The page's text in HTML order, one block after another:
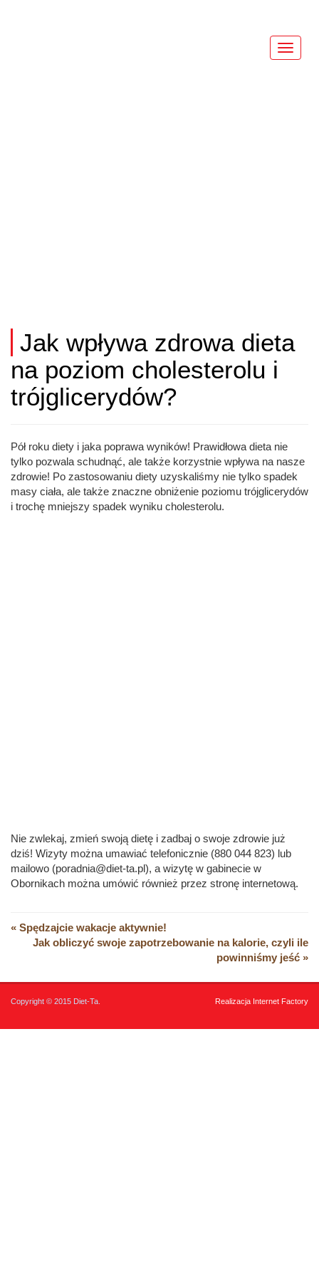
Jak wpływa zdrowa dieta
na poziom cholesterolu i
trójglicerydów?
Pół roku diety i jaka poprawa wyników! Prawidłowa dieta nie
tylko pozwala schudnąć, ale także korzystnie wpływa na nasze
zdrowie! Po zastosowaniu diety uzyskaliśmy nie tylko spadek
masy ciała, ale także znaczne obniżenie poziomu trójglicerydów
i trochę mniejszy spadek wyniku cholesterolu.
Nie zwlekaj, zmień swoją dietę i zadbaj o swoje zdrowie już
dziś! Wizyty można umawiać telefonicznie (880 044 823) lub
mailowo (poradnia@diet-ta.pl), a wizytę w gabinecie w
Obornikach można umówić również przez stronę internetową.
« Spędzajcie wakacje aktywnie!
Jak obliczyć swoje zapotrzebowanie na kalorie, czyli ile
powinniśmy jeść »
Copyright © 2015 Diet-Ta. Realizacja Internet Factory